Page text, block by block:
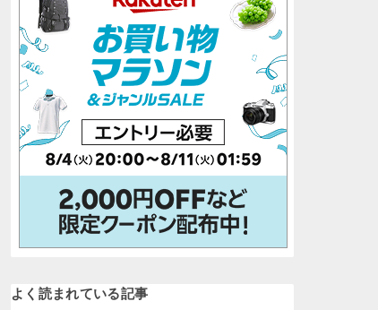
よく読まれている記事